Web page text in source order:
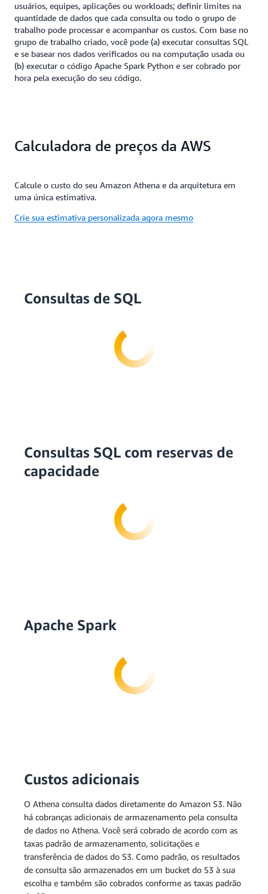
usuários, equipes, aplicações ou workloads; definir limites na
quantidade de dados que cada consulta ou todo o grupo de
trabalho pode processar e acompanhar os custos. Com base no
grupo de trabalho criado, você pode (a) executar consultas SQL
e se basear nos dados verificados ou na computação usada ou
(b) executar o código Apache Spark Python e ser cobrado por
hora pela execução do seu código.
Calculadora de preços da AWS
Calcule o custo do seu Amazon Athena e da arquitetura em
uma única estimativa.
Crie sua estimativa personalizada agora mesmo
Consultas de SQL
Consultas SQL com reservas de
capacidade
Apache Spark
Custos adicionais
O Athena consulta dados diretamente do Amazon S3. Não
há cobranças adicionais de armazenamento pela consulta
de dados no Athena. Você será cobrado de acordo com as
taxas padrão de armazenamento, solicitações e
transferência de dados do S3. Como padrão, os resultados
de consulta são armazenados em um bucket do S3 à sua
escolha e também são cobrados conforme as taxas padrão